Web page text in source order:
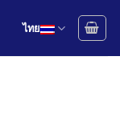
ไทย